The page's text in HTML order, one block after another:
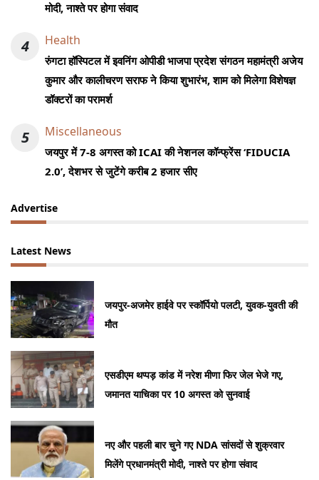
मोदी, नाश्ते पर होगा संवाद
4 Health
रुंगटा हॉस्पिटल में इवनिंग ओपीडी भाजपा प्रदेश संगठन महामंत्री अजेय
कुमार और कालीचरण सराफ ने किया शुभारंभ, शाम को मिलेगा विशेषज्ञ
डॉक्टरों का परामर्श
5 Miscellaneous
जयपुर में 7-8 अगस्त को ICAI की नेशनल कॉन्फ्रेंस ‘FIDUCIA
2.0’, देशभर से जुटेंगे करीब 2 हजार सीए
Advertise
Latest News
जयपुर-अजमेर हाईवे पर स्कॉर्पियो पलटी, युवक-युवती की
मौत
एसडीएम थप्पड़ कांड में नरेश मीणा फिर जेल भेजे गए,
जमानत याचिका पर 10 अगस्त को सुनवाई
नए और पहली बार चुने गए NDA सांसदों से शुक्रवार
मिलेंगे प्रधानमंत्री मोदी, नाश्ते पर होगा संवाद